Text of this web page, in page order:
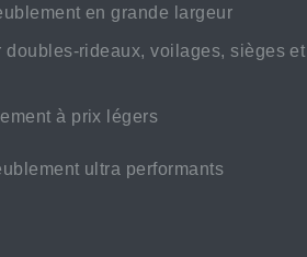
en grande largeur
doubles-rideaux, voilages, sièges et
à prix légers
ultra performants